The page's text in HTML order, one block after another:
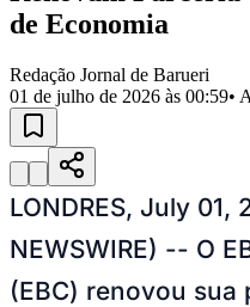
VistaCalifórnia Carapicuíba
RegiãoCotiaCruz Preta
CalifórniaJardim dos Altos
EsperançaJardim Graziela
Julio
Mutinga
LuísJardim São Pedro
TupãJardim Tupanci
CamargosParque Imperial
Recanto Phrynéa
ParnaíbaSilveira TamboréVale
EscadaVila PortoVotupoca
de Economia
Redação Jornal de Barueri
01 de julho de 2026 às 00:59•
LONDRES, July 01,
NEWSWIRE) -- O
(EBC) renovou sua